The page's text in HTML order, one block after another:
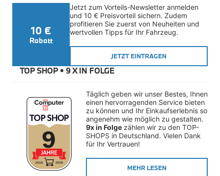
Spezialanwendungen
Sonstige Artikel
Motorrad-Chemicals
BMW M Motorsport Kollektion
BMW M Kollektion
BMW Kinder Kollektion
BMW Classic Kollektion
BMW Kollektion
BMW Montblanc
BMW Yachtsport Kollektion
BMW Golfsport
BMW Fahrrad
BMW Miniaturen
BMW Uhren
Schlüsselanhänger
10 €
Rabatt
Jetzt zum Vorteils-Newsletter anmelden
und 10 € Preisvorteil sichern. Zudem
profitieren Sie zuerst von Neuheiten und
wertvollen Tipps für Ihr Fahrzeug.
JETZT EINTRAGEN
TOP SHOP • 9 X IN FOLGE
Täglich geben wir unser Bestes, Ihnen
einen hervorragenden Service bieten
zu können und Ihr Einkaufserlebnis so
9x in Folge zählen wir zu den TOP-
SHOPS in Deutschland. Vielen Dank
für Ihr Vertrauen!
MEHR LESEN